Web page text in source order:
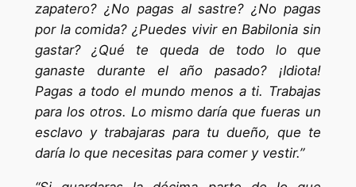
zapatero? ¿No pagas al sastre? ¿No pagas
por la comida? ¿Puedes vivir en Babilonia sin
gastar? ¿Qué te queda de todo lo que
ganaste durante el año pasado? ¡Idiota!
Pagas a todo el mundo menos a ti. Trabajas
para los otros. Lo mismo daría que fueras un
esclavo y trabajaras para tu dueño, que te
daría lo que necesitas para comer y vestir.”